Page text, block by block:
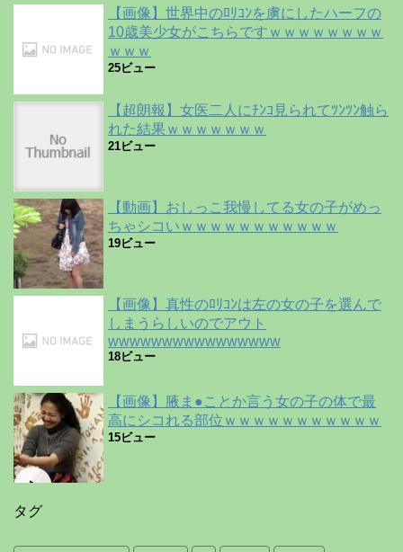
【画像】世界中のﾛﾘｺﾝを虜にしたハーフの
10歳美少女がこちらですｗｗｗｗｗｗｗｗ
ｗｗｗ
25ビュー
【超朗報】女医二人にﾁﾝｺ見られてﾂﾝﾂﾝ触ら
れた結果ｗｗｗｗｗｗｗ
21ビュー
【動画】おしっこ我慢してる女の子がめっ
ちゃシコいｗｗｗｗｗｗｗｗｗｗｗ
19ビュー
【画像】真性のﾛﾘｺﾝは左の女の子を選んで
しまうらしいのでアウト
wwwwwwwwwwwwwwww
18ビュー
【画像】腋ま●ことか言う女の子の体で最
高にシコれる部位ｗｗｗｗｗｗｗｗｗｗｗ
15ビュー
タグ